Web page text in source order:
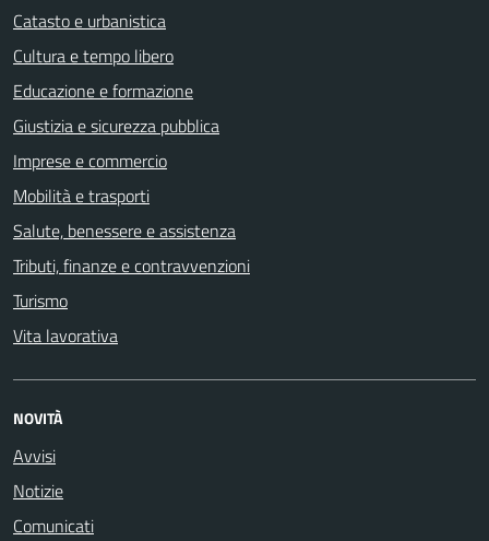
Catasto e urbanistica
Cultura e tempo libero
Educazione e formazione
Giustizia e sicurezza pubblica
Imprese e commercio
Mobilità e trasporti
Salute, benessere e assistenza
Tributi, finanze e contravvenzioni
Turismo
Vita lavorativa
NOVITÀ
Avvisi
Notizie
Comunicati